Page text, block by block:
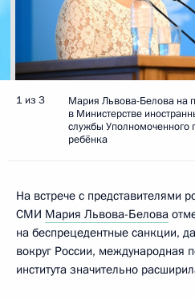
1 из 3
Мария Львова-Белова на
в Министерстве
службы
ребёнка
На встрече с представителями
СМИ Мария Львова-Белова
на беспрецедентные санкции,
вокруг России, международная
института значительно